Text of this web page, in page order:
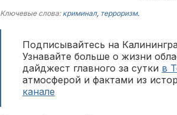
Ключевые слова: криминал, терроризм.
Подписывайтесь на
Узнавайте больше о жизни
дайджест главного за сутки в
атмосферой и фактами из
канале